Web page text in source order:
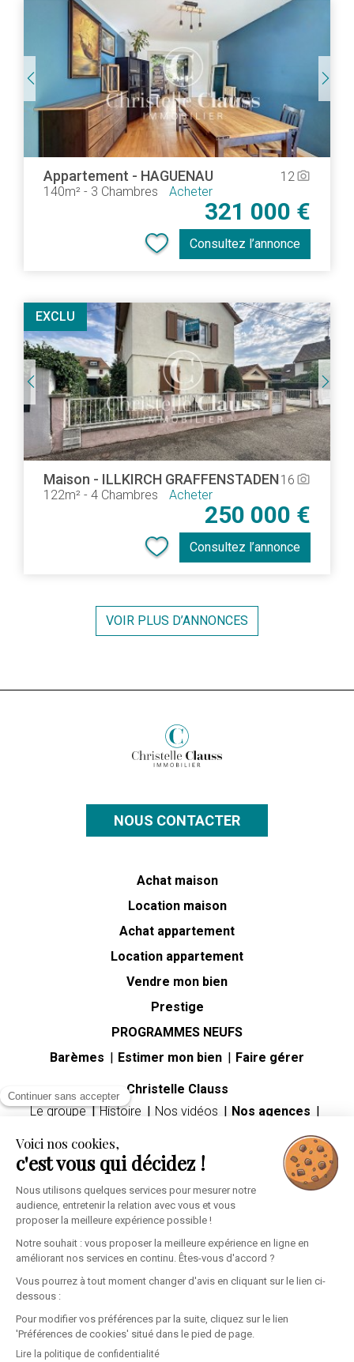
Continuer sans accepter
Voici nos cookies,
c'est vous qui décidez !
Nous utilisons quelques services pour mesurer notre
audience, entretenir la relation avec vous et vous
proposer la meilleure expérience possible !
Notre souhait : vous proposer la meilleure expérience en ligne en
améliorant nos services en continu. Êtes-vous d'accord ?
Vous pourrez à tout moment changer d'avis en cliquant sur le lien ci-
dessous :
Pour modifier vos préférences par la suite, cliquez sur le lien
'Préférences de cookies' situé dans le pied de page.
Lire la politique de confidentialité
Appartement - HAGUENAU
140m² - 3 Chambres Acheter
12camera_alt
321 000 €
Consultez l’annonce
EXCLU
Maison - ILLKIRCH GRAFFENSTADEN
122m² - 4 Chambres Acheter
16 camera_alt
250 000 €
Consultez l’annonce
VOIR PLUS D’ANNONCES
NOUS CONTACTER
Achat maison
Location maison
Achat appartement
Location appartement
Vendre mon bien
Prestige
PROGRAMMES NEUFS
Barèmes
Estimer mon bien Faire gérer
Christelle Clauss
Le groupe
Histoire Nos vidéos
Nos agences
Premier achat immobilier
Mutation professionnelle
Divorce
Espace client